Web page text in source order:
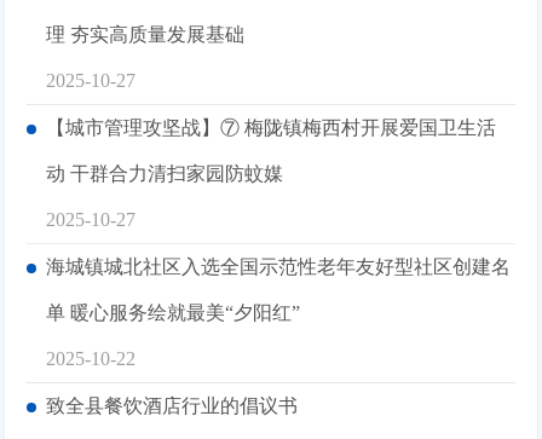
理 夯实高质量发展基础
2025-10-27
【城市管理攻坚战】⑦ 梅陇镇梅西村开展爱国卫生活
动 干群合力清扫家园防蚊媒
2025-10-27
海城镇城北社区入选全国示范性老年友好型社区创建名
单 暖心服务绘就最美“夕阳红”
2025-10-22
致全县餐饮酒店行业的倡议书